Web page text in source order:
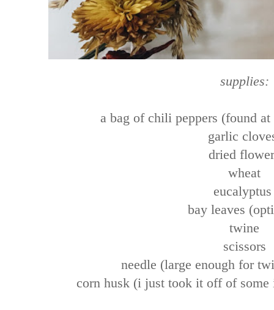
supplies:
a bag of chili peppers (found
garlic
dried
wheat
bay leaves
twine
scissors
needle (large enough for
corn husk (i just took it off of some